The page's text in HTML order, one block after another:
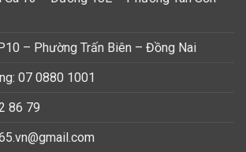
– Phường Trấn Biên – Đồng Nai
07 0880 1001
86 79